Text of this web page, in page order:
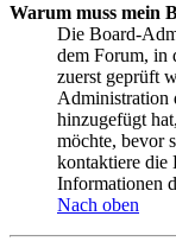
Warum muss mein
Die Board-
dem Forum, in
zuerst geprüft
Administration
hinzugefügt
möchte, bevor
kontaktiere die
Informationen
Nach oben